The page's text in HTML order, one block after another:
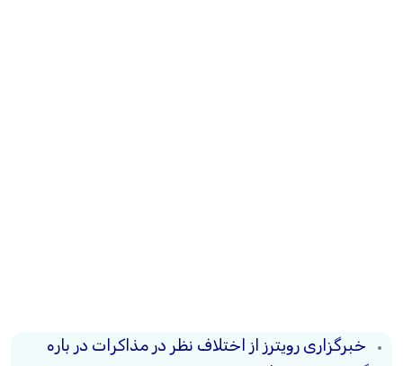
خبرگزاری رویترز از اختلاف نظر در مذاکرات در باره